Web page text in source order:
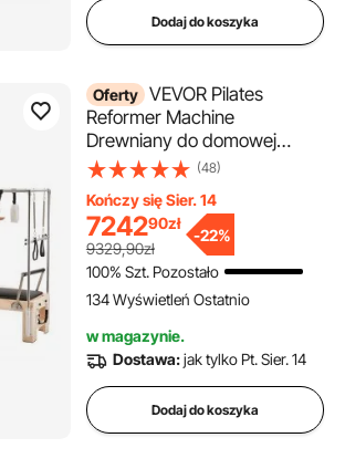
Dodaj do koszyka
Oferty VEVOR Pilates
Reformer Machine
Drewniany do domowej
siłowni, sprzęt do treningu
oporem i reformerem Box &
Springboard, dla
zaawansowanych i
początkujących, do 181,44 kg
(48)
Kończy się Sier. 14
724290zł
9329,90zł
-22%
100% Szt. Pozostało
134 Wyświetleń Ostatnio
w magazynie.
Dostawa:jak tylko Pt. Sier. 14
Dodaj do koszyka